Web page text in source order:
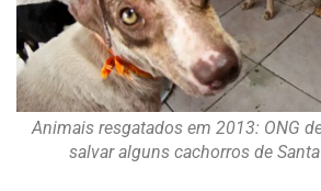
Animais resgatados em 2013: ONG
salvar alguns cachorros de